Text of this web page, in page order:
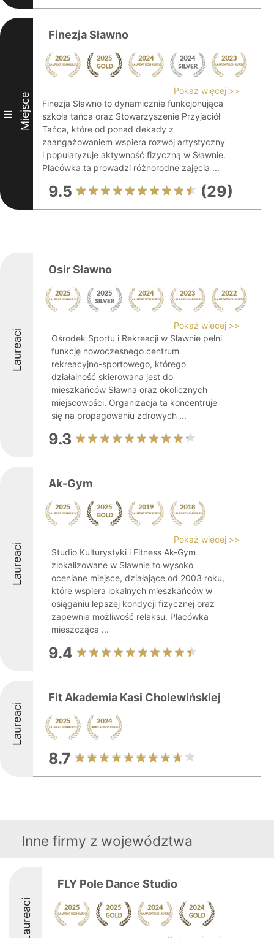
III Miejsce
Finezja Sławno
Pokaż więcej >>
Finezja Sławno to dynamicznie funkcjonująca
szkoła tańca oraz Stowarzyszenie Przyjaciół
Tańca, które od ponad dekady z
zaangażowaniem wspiera rozwój artystyczny
i popularyzuje aktywność fizyczną w Sławnie.
Placówka ta prowadzi różnorodne zajęcia ...
9.5 (29)
Laureaci
Osir Sławno
Pokaż więcej >>
Ośrodek Sportu i Rekreacji w Sławnie pełni
funkcję nowoczesnego centrum
rekreacyjno-sportowego, którego
działalność skierowana jest do
mieszkańców Sławna oraz okolicznych
miejscowości. Organizacja ta koncentruje
się na propagowaniu zdrowych ...
9.3
Laureaci
Ak-Gym
Pokaż więcej >>
Studio Kulturystyki i Fitness Ak-Gym
zlokalizowane w Sławnie to wysoko
oceniane miejsce, działające od 2003 roku,
które wspiera lokalnych mieszkańców w
osiąganiu lepszej kondycji fizycznej oraz
zapewnia możliwość relaksu. Placówka
mieszcząca ...
9.4
Laureaci
Fit Akademia Kasi Cholewińskiej
8.7
Inne firmy z województwa
Laureaci
FLY Pole Dance Studio